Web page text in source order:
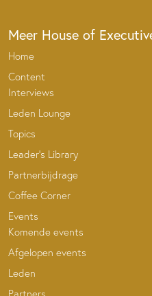
Meer House of
Home
Content
Interviews
Leden Lounge
Topics
Leader’s Library
Partnerbijdrage
Coffee Corner
Events
Komende events
Afgelopen events
Leden
Partners